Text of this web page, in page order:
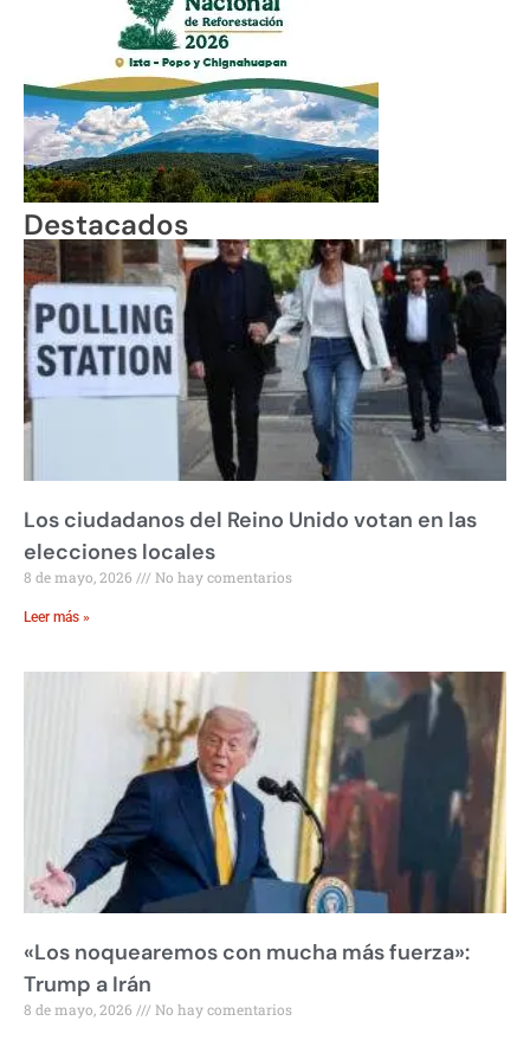
Destacados
Los ciudadanos del Reino Unido votan en las
elecciones locales
8 de mayo, 2026 No hay comentarios
Leer más »
«Los noquearemos con mucha más fuerza»:
Trump a Irán
8 de mayo, 2026 No hay comentarios